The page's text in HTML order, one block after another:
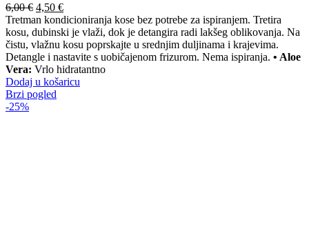
6,00€ Izvorna
cijena
bila
je:
6,00 €.
4,50 €Trenutna
cijena
je:
4,50 €.
Tretman kondicioniranja kose bez potrebe za ispiranjem. Tretira
kosu, dubinski je vlaži, dok je detangira radi lakšeg oblikovanja. Na
čistu, vlažnu kosu poprskajte u srednjim duljinama i krajevima.
Detangle i nastavite s uobičajenom frizurom. Nema ispiranja. • Aloe
Vera: Vrlo hidratantno
Dodaj u košaricu
Brzi pogled
-25%